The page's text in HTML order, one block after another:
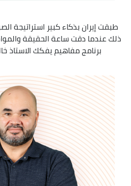
طبقت إيران بذكاء كبير استراتيجة
ذلك عندما دقت ساعة الحقيقة
برنامج مفاهيم يفكك الاستاذ